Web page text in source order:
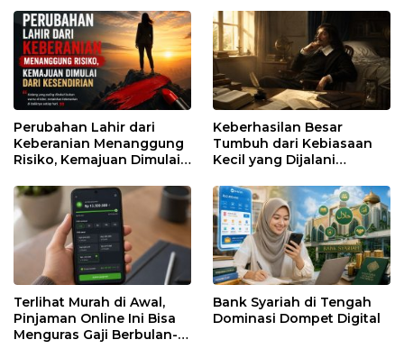
Perubahan Lahir dari
Keberanian Menanggung
Risiko, Kemajuan Dimulai
Keberhasilan Besar
Tumbuh dari Kebiasaan
Kecil yang Dijalani
Terlihat Murah di Awal,
Pinjaman Online Ini Bisa
Menguras Gaji Berbulan-
Bank Syariah di Tengah
Dominasi Dompet Digital